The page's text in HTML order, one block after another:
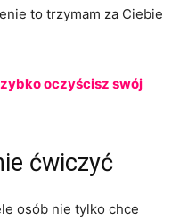
to trzymam za Ciebie
oczyścisz swój
ćwiczyć
osób nie tylko chce